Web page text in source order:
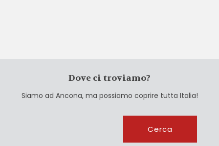
Dove ci troviamo?
Siamo ad Ancona, ma possiamo coprire tutta Italia!
Cerca